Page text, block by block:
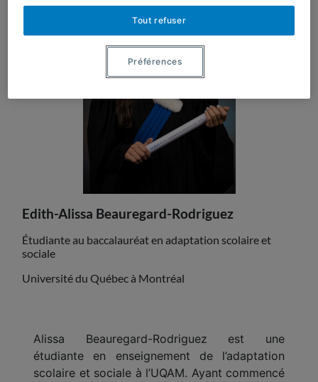
Actualités
Activités
Contenus théoriques
Actualités
Edith-Alissa Beauregard-Rodriguez
Étudiante au baccalauréat en adaptation scolaire et
sociale
Université du Québec à Montréal
Alissa Beauregard-Rodriguez est une
étudiante en enseignement de l’adaptation
scolaire et sociale à l’UQAM. Ayant commencé
Tout refuser
Préférences